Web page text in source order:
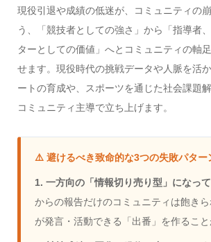
現役引退や成績の低迷が、コミュニティの
う、「競技者としての強さ」から「指導者
ターとしての価値」へとコミュニティの軸
せます。現役時代の挑戦データや人脈を活
ートの育成や、スポーツを通じた社会課題
コミュニティ主導で立ち上げます。
⚠️ 避けるべき致命的な3つの失敗パター
1. 一方向の「情報切り売り型」になって
からの報告だけのコミュニティは飽き
が発言・活動できる「出番」を作ること